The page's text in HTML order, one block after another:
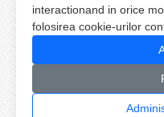
interactionand in orice
folosirea cookie-urilor